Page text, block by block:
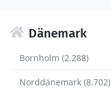
Dänemark
Bornholm (2.288)
Norddänemark (8.702)